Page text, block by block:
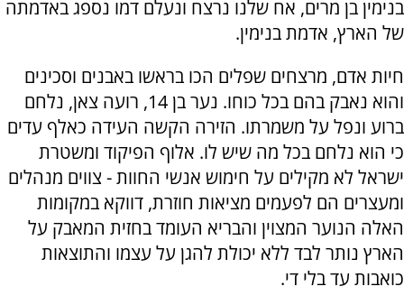
בנימין בן מרים, אח שלנו נרצח ונעלם דמו נספג באדמתה
של הארץ, אדמת בנימין.
חיות אדם, מרצחים שפלים הכו בראשו באבנים וסכינים
והוא נאבק בהם בכל כוחו. נער בן 14, רועה צאן, נלחם
ברוע ונפל על משמרתו. הזירה הקשה העידה כאלף עדים
כי הוא נלחם בכל מה שיש לו. אלוף הפיקוד ומשטרת
ישראל לא מקילים על חימוש אנשי החוות - צווים מנהלים
ומעצרים הם לפעמים מציאות חוזרת, דווקא במקומות
האלה הנוער המצוין והבריא העומד בחזית המאבק על
הארץ נותר לבד ללא יכולת להגן על עצמו והתוצאות
כואבות עד בלי די.